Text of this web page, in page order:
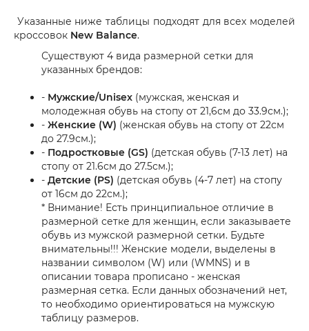
Указанные ниже таблицы подходят для всех моделей
кроссовок New Balance.
Существуют 4 вида размерной сетки для
указанных брендов:
- Мужские/Unisex (мужская, женская и
молодежная обувь на стопу от 21,6см до 33.9см.);
- Женские (W) (женская обувь на стопу от 22см
до 27.9см.);
- Подростковые (GS) (детская обувь (7-13 лет) на
стопу от 21.6см до 27.5см.);
- Детские (PS) (детская обувь (4-7 лет) на стопу
от 16см до 22см.);
* Внимание! Есть принципиальное отличие в
размерной сетке для женщин, если заказываете
обувь из мужской размерной сетки. Будьте
внимательны!!! Женские модели, выделены в
названии символом (W) или (WMNS) и в
описании товара прописано - женская
размерная сетка. Если данных обозначений нет,
то необходимо ориентироваться на мужскую
таблицу размеров.